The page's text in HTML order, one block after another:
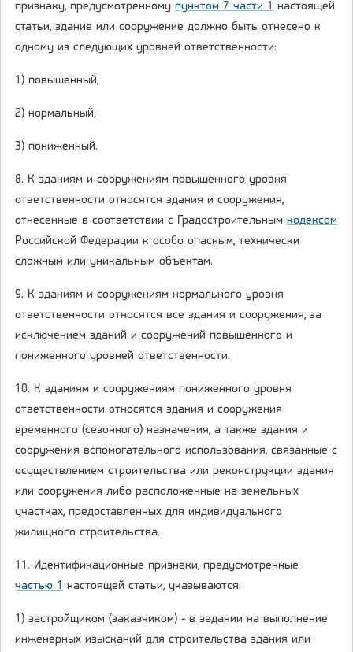
признаку, предусмотренному пунктом 7 части 1 настоящей
статьи, здание или сооружение должно быть отнесено к
одному из следующих уровней ответственности:
1) повышенный;
2) нормальный;
3) пониженный.
8. К зданиям и сооружениям повышенного уровня
ответственности относятся здания и сооружения,
отнесенные в соответствии с Градостроительным кодексом
Российской Федерации к особо опасным, технически
сложным или уникальным объектам.
9. К зданиям и сооружениям нормального уровня
ответственности относятся все здания и сооружения, за
исключением зданий и сооружений повышенного и
пониженного уровней ответственности.
10. К зданиям и сооружениям пониженного уровня
ответственности относятся здания и сооружения
временного (сезонного) назначения, а также здания и
сооружения вспомогательного использования, связанные с
осуществлением строительства или реконструкции здания
или сооружения либо расположенные на земельных
участках, предоставленных для индивидуального
жилищного строительства.
11. Идентификационные признаки, предусмотренные
частью 1 настоящей статьи, указываются:
1) застройщиком (заказчиком) - в задании на выполнение
инженерных изысканий для строительства здания или